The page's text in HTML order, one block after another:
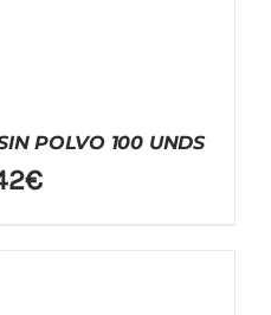
POLVO 100 UNDS
€